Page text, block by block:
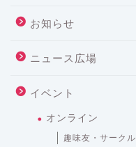
お知らせ
ニュース広場
イベント
オンライン
趣味友・サークル